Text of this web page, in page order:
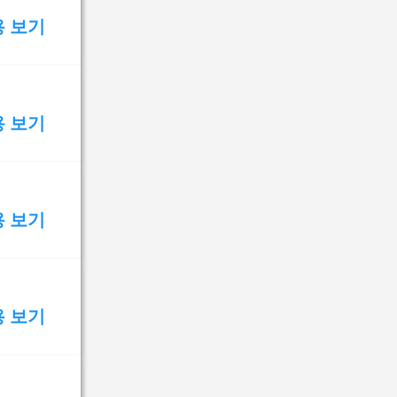
보기
보기
보기
보기